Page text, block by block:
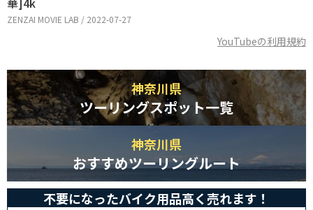
ZENZAI MOVIE LAB / 2022-07-27
YouTubeの利用規約
神奈川県
ツーリングスポット一覧
神奈川県
おすすめツーリングルート
不要になったバイク用品高く売れます！